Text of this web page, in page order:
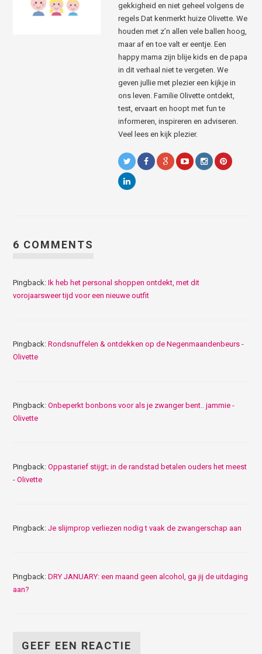
gekkigheid en niet geheel volgens de
regels Dat kenmerkt huize Olivette. We
houden met z’n allen vele ballen hoog,
maar af en toe valt er eentje. Een
happy mama zijn blije kids en de papa
in dit verhaal niet te vergeten. We
geven jullie met plezier een kijkje in
ons leven. Familie Olivette ontdekt,
test, ervaart en hoopt met fun te
informeren, inspireren en adviseren.
Veel lees en kijk plezier.
6 COMMENTS
Pingback:Ik heb het personal shoppen ontdekt, met dit
vorojaarsweer tijd voor een nieuwe outfit
Pingback:Rondsnuffelen & ontdekken op de Negenmaandenbeurs -
Olivette
Pingback:Onbeperkt bonbons voor als je zwanger bent.. jammie -
Olivette
Pingback:Oppastarief stijgt; in de randstad betalen ouders het meest
- Olivette
Pingback:Je slijmprop verliezen nodig t vaak de zwangerschap aan
Pingback:DRY JANUARY: een maand geen alcohol, ga jij de uitdaging
aan?
GEEF EEN REACTIE